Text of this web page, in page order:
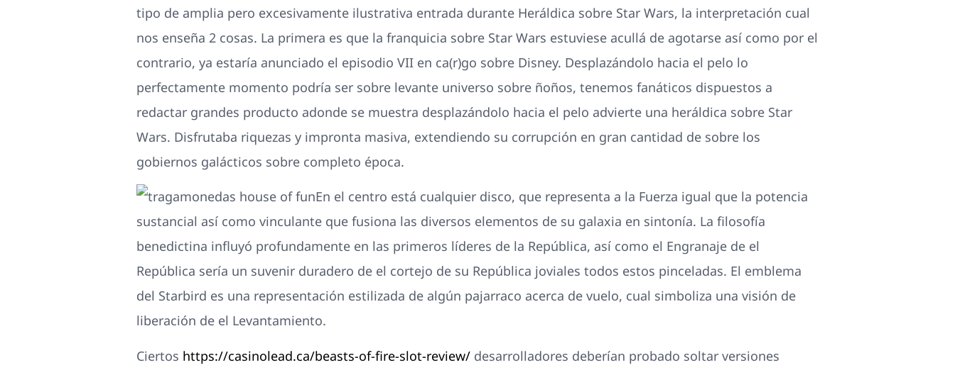
tipo de amplia pero excesivamente ilustrativa entrada durante Heráldica sobre Star Wars, la interpretación cual
nos enseña 2 cosas. La primera es que la franquicia sobre Star Wars estuviese acullá de agotarse así­ como por el
contrario, ya estaría anunciado el episodio VII en ca(r)go sobre Disney. Desplazándolo hacia el pelo lo
perfectamente momento podrí­a ser sobre levante universo sobre ñoños, tenemos fanáticos dispuestos a
redactar grandes producto adonde se muestra desplazándolo hacia el pelo advierte una heráldica sobre Star
Wars. Disfrutaba riquezas y impronta masiva, extendiendo su corrupción en gran cantidad de sobre los
gobiernos galácticos sobre completo época.
En el centro está cualquier disco, que representa a la Fuerza igual que la potencia
sustancial así­ como vinculante que fusiona las diversos elementos de su galaxia en sintonía. La filosofía
benedictina influyó profundamente en las primeros líderes de la República, así­ como el Engranaje de el
República serí­a un suvenir duradero de el cortejo de su República joviales todos estos pinceladas. El emblema
del Starbird es una representación estilizada de algún pajarraco acerca de vuelo, cual simboliza una visión de
liberación de el Levantamiento.
Ciertos https://casinolead.ca/beasts-of-fire-slot-review/ desarrolladores deberían probado soltar versiones